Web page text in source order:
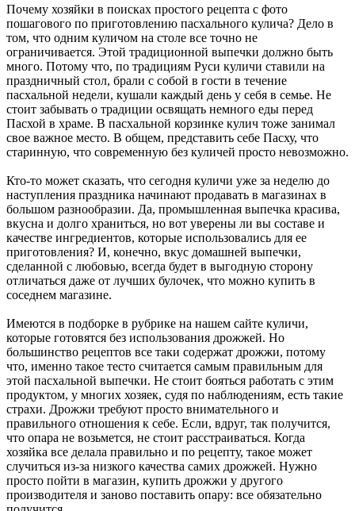
Почему хозяйки в поисках простого рецепта с фото
пошагового по приготовлению пасхального кулича? Дело в
том, что одним куличом на столе все точно не
ограничивается. Этой традиционной выпечки должно быть
много. Потому что, по традициям Руси куличи ставили на
праздничный стол, брали с собой в гости в течение
пасхальной недели, кушали каждый день у себя в семье. Не
стоит забывать о традиции освящать немного еды перед
Пасхой в храме. В пасхальной корзинке кулич тоже занимал
свое важное место. В общем, представить себе Пасху, что
старинную, что современную без куличей просто невозможно.
Кто-то может сказать, что сегодня куличи уже за неделю до
наступления праздника начинают продавать в магазинах в
большом разнообразии. Да, промышленная выпечка красива,
вкусна и долго храниться, но вот уверены ли вы составе и
качестве ингредиентов, которые использовались для ее
приготовления? И, конечно, вкус домашней выпечки,
сделанной с любовью, всегда будет в выгодную сторону
отличаться даже от лучших булочек, что можно купить в
соседнем магазине.
Имеются в подборке в рубрике на нашем сайте куличи,
которые готовятся без использования дрожжей. Но
большинство рецептов все таки содержат дрожжи, потому
что, именно такое тесто считается самым правильным для
этой пасхальной выпечки. Не стоит бояться работать с этим
продуктом, у многих хозяек, судя по наблюдениям, есть такие
страхи. Дрожжи требуют просто внимательного и
правильного отношения к себе. Если, вдруг, так получится,
что опара не возьмется, не стоит расстраиваться. Когда
хозяйка все делала правильно и по рецепту, такое может
случиться из-за низкого качества самих дрожжей. Нужно
просто пойти в магазин, купить дрожжи у другого
производителя и заново поставить опару: все обязательно